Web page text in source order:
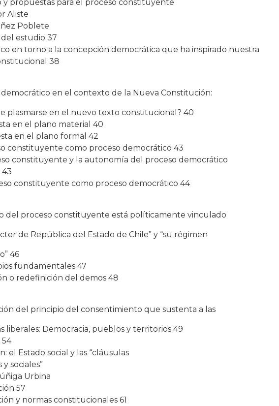
y propuestas para el proceso constituyente
Aliste
Poblete
estudio 37
en torno a la concepción democrática que ha inspirado nuestra
38
en el contexto de la Nueva Constitución:
plasmarse en el nuevo texto constitucional? 40
en el plano material 40
en el plano formal 42
constituyente como proceso democrático 43
constituyente y la autonomía del proceso democrático
constituyente como proceso democrático 44
del proceso constituyente está políticamente vinculado
de República del Estado de Chile” y “su régimen
46
fundamentales 47
o redefinición del demos 48
del principio del consentimiento que sustenta a las
liberales: Democracia, pueblos y territorios 49
54
el Estado social y las “cláusulas
sociales”
Urbina
57
y normas constitucionales 61